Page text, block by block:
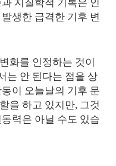
지질학적 기록은 인
생한 급격한 기후 변
화를 인정하는 것이
는 안 된다는 점을 상
이 오늘날의 기후 문
을 하고 있지만, 그것
력은 아닐 수도 있습